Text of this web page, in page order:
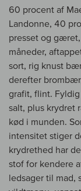
60 procent af
Landonne, 40
presset og
måneder,
sort, rig knust
derefter
grafit, flint.
salt, plus krydret
kød i munden.
intensitet stiger
krydrethed har
stof for kendere
ledsager til mad,